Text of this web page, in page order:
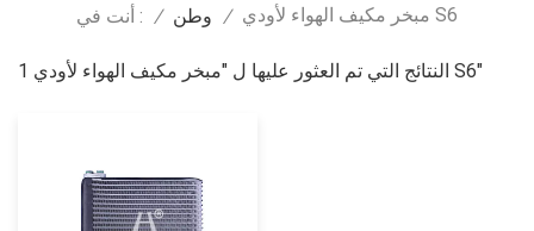
أنت في : / وطن / مبخر مكيف الهواء لأودي S6
1 النتائج التي تم العثور عليها ل "مبخر مكيف الهواء لأودي S6"